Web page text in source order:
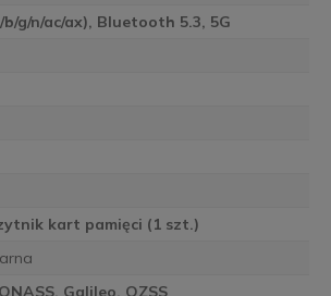
g/n/ac/ax), Bluetooth 5.3, 5G
kart pamięci (1 szt.)
Galileo, QZSS